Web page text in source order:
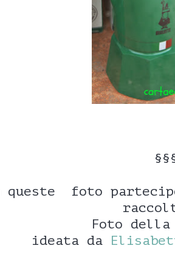
queste foto
Foto della
ideata da